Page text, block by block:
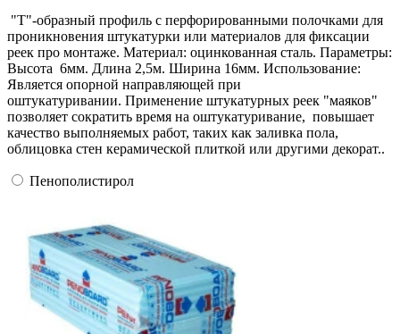
"Т"-образный профиль с перфорированными полочками для
проникновения штукатурки или материалов для фиксации
реек про монтаже. Материал: оцинкованная сталь. Параметры:
Высота 6мм. Длина 2,5м. Ширина 16мм. Использование:
Является опорной направляющей при
оштукатуривании. Применение штукатурных реек "маяков"
позволяет сократить время на оштукатуривание, повышает
качество выполняемых работ, таких как заливка пола,
облицовка стен керамической плиткой или другими декорат..
Пенополистирол